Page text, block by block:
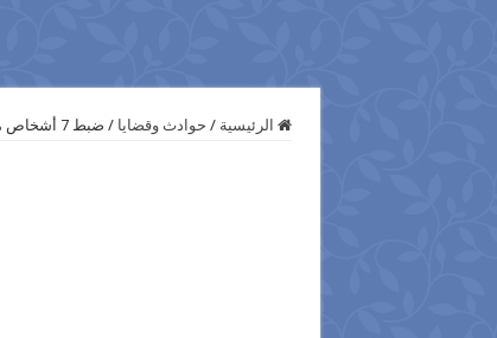
الرئيسية / حوادث وقضايا / ضبط 7 أشخاص من المتهمين فى وقائع إقتحام وحرق وسرقة المنشآت العامة